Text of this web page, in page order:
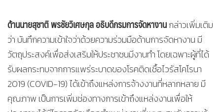
ด้านนายสุชาติ พรชัยวิเศษกุล อธิบดีกรมการจัดหางานกล่าวเพิ่มเติม
ว่า บันทึกความเข้าใจว่าด้วยความร่วมมือด้านการจัดหางาน มี
วัตถุประสงค์เพื่อส่งเสริมให้ประชาชนมีงานทำ โดยเฉพาะผู้ที่ได้
รับผลกระทบจากการแพร่ระบาดของโรคติดเชื้อไวรัสโคโรนา
2019 (COVID-19) ได้เข้าถึงแหล่งการจ้างงานที่หลากหลาย มี
คุณภาพ เป็นการเพิ่มช่องทางการเข้าถึงแหล่งงานเพื่อให้